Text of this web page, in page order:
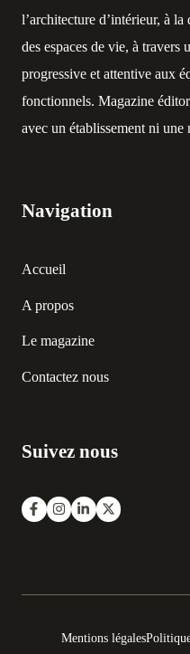
l’architecture d’intérieur, à la
des espaces de vie, à travers
progressive et attentive aux
fonctionnels. Magazine
avec un établissement ni une
Navigation
Accueil
A propos
Le magazine
Contactez nous
Suivez nous
Mentions légales